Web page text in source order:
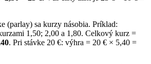
(parlay) sa kurzy násobia. Príklad:
1,50; 2,00 a 1,80. Celkový kurz =
. Pri stávke 20 €: výhra = 20 € × 5,40 =